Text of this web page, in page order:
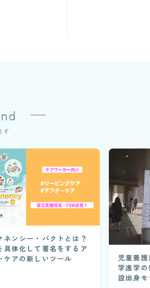
ぞ
ネンシー・パクトとは？
具体化して署名をするア
ケアの新しいツール
児童養
学進学
設出身モ